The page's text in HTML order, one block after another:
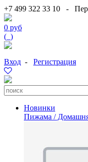
+7 499 322 33 10 -
0 руб
( )
Вход - Регистрация
Новинки
Пижама /